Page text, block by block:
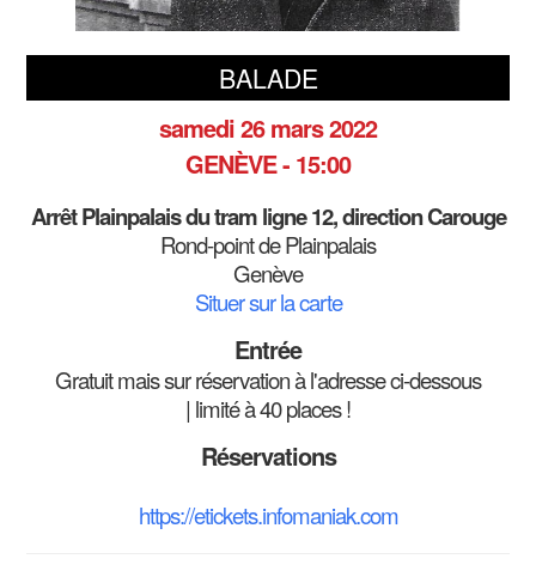
BALADE
samedi 26 mars 2022
GENÈVE - 15:00
Arrêt Plainpalais du tram ligne 12, direction Carouge
Rond-point de Plainpalais
Genève
Situer sur la carte
Entrée
Gratuit mais sur réservation à l'adresse ci-dessous
| limité à 40 places !
Réservations
https://etickets.infomaniak.com